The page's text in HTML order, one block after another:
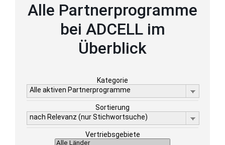
Alle Partnerprogramme
bei ADCELL im
Überblick
Kategorie
Alle aktiven Partnerprogramme
Sortierung
nach Relevanz (nur Stichwortsuche)
Vertriebsgebiete